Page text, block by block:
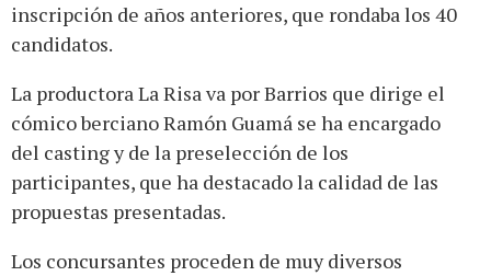
inscripción de años anteriores, que rondaba los 40
candidatos.
La productora La Risa va por Barrios que dirige el
cómico berciano Ramón Guamá se ha encargado
del casting y de la preselección de los
participantes, que ha destacado la calidad de las
propuestas presentadas.
Los concursantes proceden de muy diversos